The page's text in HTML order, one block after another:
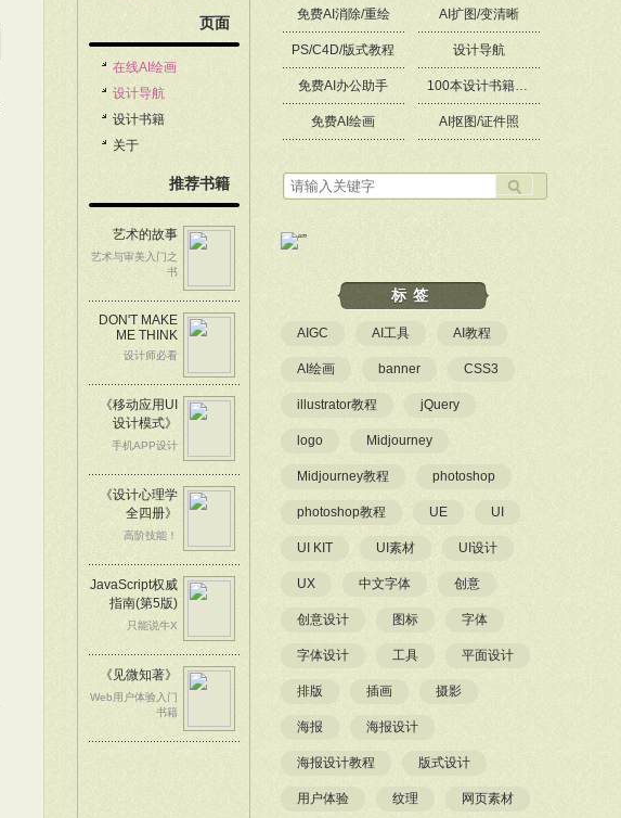
页面
在线AI绘画
设计导航
设计书籍
关于
推荐书籍
艺术的故事
艺术与审美入门之
书
DON'T MAKE
ME THINK
设计师必看
《移动应用UI
设计模式》
手机APP设计
《设计心理学
全四册》
高阶技能！
JavaScript权威
指南(第5版)
只能说牛X
《见微知著》
Web用户体验入门
书籍
免费AI消除/重绘 AI扩图/变清晰
PS/C4D/版式教程 设计导航
免费AI办公助手 100本设计书籍PDF
免费AI绘画 AI抠图/证件照
标签
AIGC AI工具 AI教程
AI绘画 banner CSS3
illustrator教程 jQuery
logo Midjourney
Midjourney教程 photoshop
photoshop教程 UE UI
UI KIT UI素材 UI设计
UX 中文字体 创意
创意设计 图标 字体
字体设计 工具 平面设计
排版 插画 摄影
海报 海报设计
海报设计教程 版式设计
用户体验 纹理 网页素材